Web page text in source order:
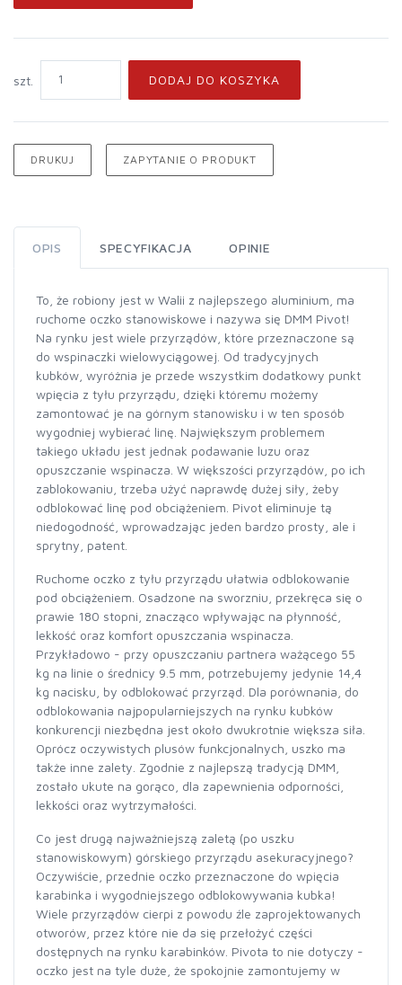
szt. DODAJ DO KOSZYKA
DRUKUJ ZAPYTANIE O PRODUKT
OPIS SPECYFIKACJA OPINIE
To, że robiony jest w Walii z najlepszego aluminium, ma
ruchome oczko stanowiskowe i nazywa się DMM Pivot!
Na rynku jest wiele przyrządów, które przeznaczone są
do wspinaczki wielowyciągowej. Od tradycyjnych
kubków, wyróżnia je przede wszystkim dodatkowy punkt
wpięcia z tyłu przyrządu, dzięki któremu możemy
zamontować je na górnym stanowisku i w ten sposób
wygodniej wybierać linę. Największym problemem
takiego układu jest jednak podawanie luzu oraz
opuszczanie wspinacza. W większości przyrządów, po ich
zablokowaniu, trzeba użyć naprawdę dużej siły, żeby
odblokować linę pod obciążeniem. Pivot eliminuje tą
niedogodność, wprowadzając jeden bardzo prosty, ale i
sprytny, patent.
Ruchome oczko z tyłu przyrządu ułatwia odblokowanie
pod obciążeniem. Osadzone na sworzniu, przekręca się o
prawie 180 stopni, znacząco wpływając na płynność,
lekkość oraz komfort opuszczania wspinacza.
Przykładowo - przy opuszczaniu partnera ważącego 55
kg na linie o średnicy 9.5 mm, potrzebujemy jedynie 14,4
kg nacisku, by odblokować przyrząd. Dla porównania, do
odblokowania najpopularniejszych na rynku kubków
konkurencji niezbędna jest około dwukrotnie większa siła.
Oprócz oczywistych plusów funkcjonalnych, uszko ma
także inne zalety. Zgodnie z najlepszą tradycją DMM,
zostało ukute na gorąco, dla zapewnienia odporności,
lekkości oraz wytrzymałości.
Co jest drugą najważniejszą zaletą (po uszku
stanowiskowym) górskiego przyrządu asekuracyjnego?
Oczywiście, przednie oczko przeznaczone do wpięcia
karabinka i wygodniejszego odblokowywania kubka!
Wiele przyrządów cierpi z powodu źle zaprojektowanych
otworów, przez które nie da się przełożyć części
dostępnych na rynku karabinków. Pivota to nie dotyczy -
oczko jest na tyle duże, że spokojnie zamontujemy w